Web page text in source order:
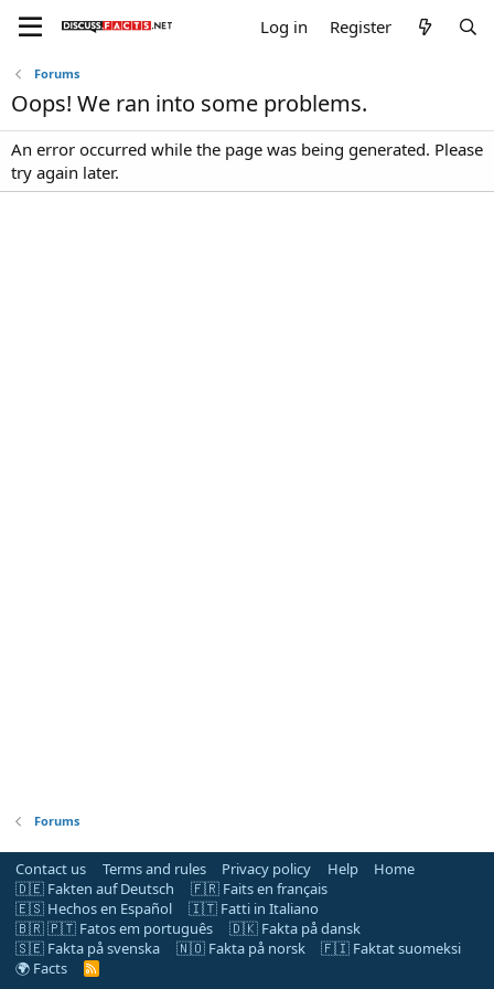
Log in Register
Forums
Oops! We ran into some problems.
An error occurred while the page was being generated. Please
try again later.
Forums
Contact us Terms and rules Privacy policy Help
Home
🇩🇪 Fakten auf Deutsch
🇫🇷 Faits en français
🇪🇸 Hechos en Español
🇮🇹 Fatti in Italiano
🇧🇷 🇵🇹 Fatos em português
🇩🇰 Fakta på dansk
🇸🇪 Fakta på svenska
🇳🇴 Fakta på norsk
🇫🇮 Faktat suomeksi
🌍 Facts
R